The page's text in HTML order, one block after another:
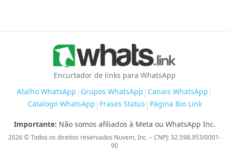
Encurtador de links para WhatsApp
Atalho WhatsApp | Grupos WhatsApp | Canais WhatsApp |
Catalogo WhatsApp | Frases Status | Página Bio Link
Importante: Não somos afiliados à Meta ou WhatsApp Inc.
2026© Todos os direitos reservados Nuvem, Inc. – CNPJ: 32.598.953/0001-
90